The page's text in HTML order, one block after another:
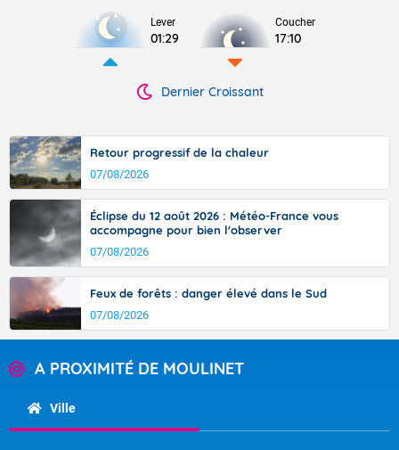
Lever
01:29
Coucher
17:10
Dernier Croissant
Retour progressif de la chaleur
07/08/2026
Éclipse du 12 août 2026 : Météo-France vous
accompagne pour bien l'observer
07/08/2026
Feux de forêts : danger élevé dans le Sud
07/08/2026
A PROXIMITÉ DE MOULINET
Ville